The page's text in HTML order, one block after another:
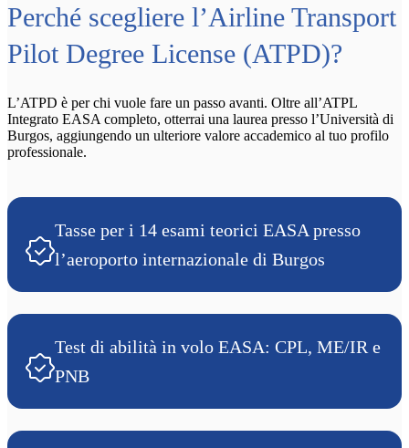
Perché scegliere l’Airline Transport
Pilot Degree License (ATPD)?
L’ATPD è per chi vuole fare un passo avanti. Oltre all’ATPL
Integrato EASA completo, otterrai una laurea presso l’Università di
Burgos, aggiungendo un ulteriore valore accademico al tuo profilo
professionale.
Tasse per i 14 esami teorici EASA presso
l’aeroporto internazionale di Burgos
Test di abilità in volo EASA: CPL, ME/IR e
PNB